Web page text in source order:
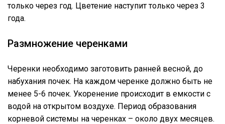
только через год. Цветение наступит только через 3
года.
Размножение черенками
Черенки необходимо заготовить ранней весной, до
набухания почек. На каждом черенке должно быть не
менее 5-6 почек. Укоренение происходит в емкости с
водой на открытом воздухе. Период образования
корневой системы на черенках – около двух месяцев.